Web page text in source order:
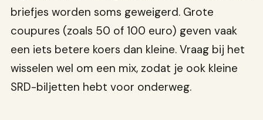
briefjes worden soms geweigerd. Grote
coupures (zoals 50 of 100 euro) geven vaak
een iets betere koers dan kleine. Vraag bij het
wisselen wel om een mix, zodat je ook kleine
SRD-biljetten hebt voor onderweg.